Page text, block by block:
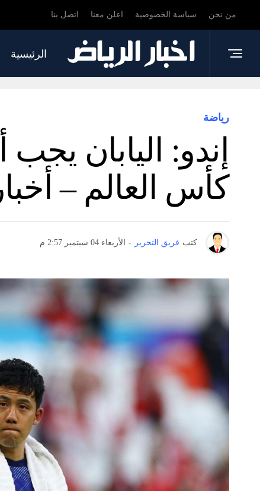
من نحن سياسة الخصوصية اعلن معنا اتصل بنا
الرئيسية
رياضة
إندو: اليابان
كأس العالم – أخبار
كتب فريق التحرير - الأربعاء 04 سبتمبر 2:57 م